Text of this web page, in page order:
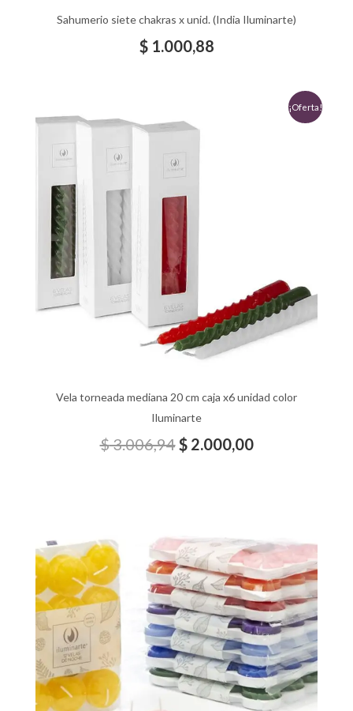
Sahumerio siete chakras x unid. (India Iluminarte)
$1.000,88
¡Oferta!
Vela torneada mediana 20 cm caja x6 unidad color
Iluminarte
$3.006,94
precio
era:
$2.000,00
precio